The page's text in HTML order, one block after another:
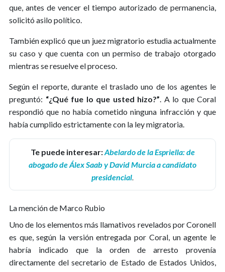
que, antes de vencer el tiempo autorizado de permanencia,
solicitó asilo político.
También explicó que un juez migratorio estudia actualmente
su caso y que cuenta con un permiso de trabajo otorgado
mientras se resuelve el proceso.
Según el reporte, durante el traslado uno de los agentes le
preguntó: “¿Qué fue lo que usted hizo?”. A lo que Coral
respondió que no había cometido ninguna infracción y que
había cumplido estrictamente con la ley migratoria.
Te puede interesar:Abelardo de la Espriella: de
abogado de Álex Saab y David Murcia a candidato
presidencial.
La mención de Marco Rubio
Uno de los elementos más llamativos revelados por Coronell
es que, según la versión entregada por Coral, un agente le
habría indicado que la orden de arresto provenía
directamente del secretario de Estado de Estados Unidos,